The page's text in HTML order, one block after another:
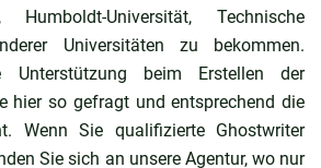
Humboldt-Universität, Technische
Universitäten zu bekommen.
Unterstützung beim Erstellen der
hier so gefragt und entsprechend die
Wenn Sie qualifizierte Ghostwriter
Sie sich an unsere Agentur, wo nur